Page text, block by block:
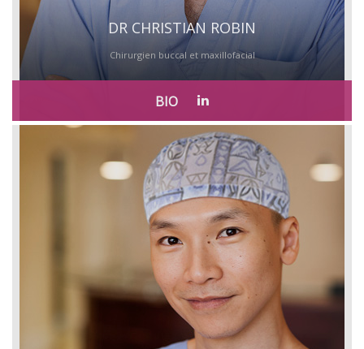
DR CHRISTIAN ROBIN
Chirurgien buccal et maxillofacial
BIO